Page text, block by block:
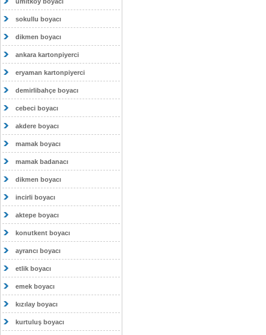
sokullu boyacı
dikmen boyacı
ankara kartonpiyerci
eryaman kartonpiyerci
demirlibahçe boyacı
cebeci boyacı
akdere boyacı
mamak boyacı
mamak badanacı
dikmen boyacı
incirli boyacı
aktepe boyacı
konutkent boyacı
ayrancı boyacı
etlik boyacı
emek boyacı
kızılay boyacı
kurtuluş boyacı